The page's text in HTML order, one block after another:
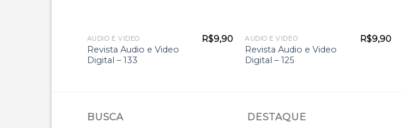
AUDIO E VIDEO
Revista Audio e Video
Digital – 133
R$9,90 AUDIO E VIDEO
Revista Audio e Video
Digital – 125
R$9,90
BUSCA DESTAQUE